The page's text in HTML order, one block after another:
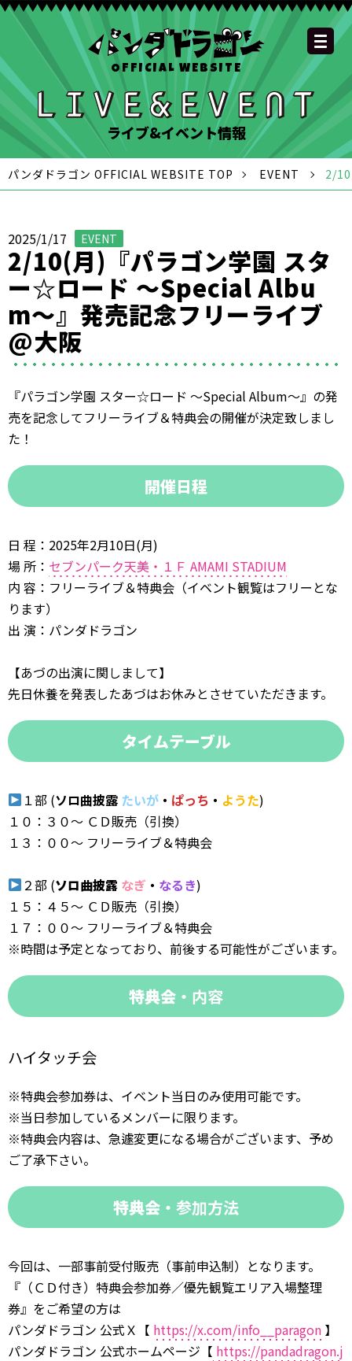
OFFICIAL WEBSITEOFFICIAL SITE TOP
NEWS MEMBER
SCHEDULE DISCOGRAPHY
GOODS
FAQ CONTACT
YOUTUBE
CHANNEL
INSTAGRAM
OFFICIAL
TWITTER
OFFICIAL LINE
ACCOUNT
OFFICIAL
TIKTOK
ライブ&イベント情報
パンダドラゴン OFFICIAL WEBSITE TOP EVENT 2/
2025/1/17 EVENT
2/10(月)『パラゴン学園 スタ
ー☆ロード 〜Special Albu
m〜』発売記念フリーライブ
@大阪
『パラゴン学園 スター☆ロード 〜Special Album〜』の発
売を記念してフリーライブ＆特典会の開催が決定致しまし
た！
開催日程
日 程：2025年2月10日(月)
場 所： セブンパーク天美・１Ｆ AMAMI STADIUM
内 容：フリーライブ＆特典会（イベント観覧はフリーとな
ります）
出 演：パンダドラゴン
【あづの出演に関しまして】
先日休養を発表したあづはお休みとさせていただきます。
タイムテーブル
１部 (ソロ曲披露 たいが ・ ぱっち ・ ようた)
１０：３０～ ＣＤ販売（引換）
１３：００〜 フリーライブ＆特典会
２部 (ソロ曲披露 なぎ ・ なるき)
１５：４５～ ＣＤ販売（引換）
１７：００〜 フリーライブ＆特典会
※時間は予定となっており、前後する可能性がございます。
特典会 ・内容
ハイタッチ会
※特典会参加券は、イベント当日のみ使用可能です。
※当日参加しているメンバーに限ります。
※特典会内容は、急遽変更になる場合がございます、予め
ご了承下さい。
特典会 ・参加方法
今回は、一部事前受付販売（事前申込制）となります。
『（ＣＤ付き）特典会参加券／優先観覧エリア入場整理
券』をご希望の方は
パンダドラゴン 公式Ｘ【 https://x.com/info__paragon 】
パンダドラゴン 公式ホームページ【 https://pandadragon.j